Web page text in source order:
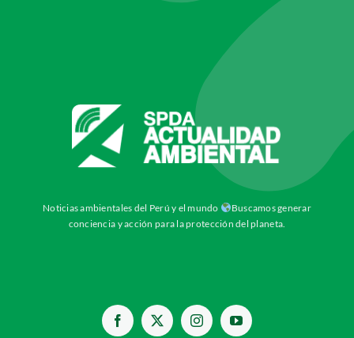
Noticias ambientales del Perú y el mundo
Buscamos generar
conciencia y acción para la protección del planeta.